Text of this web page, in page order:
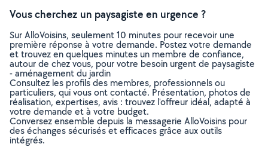
Vous cherchez un paysagiste en urgence ?
Sur AlloVoisins, seulement 10 minutes pour recevoir une
première réponse à votre demande. Postez votre demande
et trouvez en quelques minutes un membre de confiance,
autour de chez vous, pour votre besoin urgent de paysagiste
- aménagement du jardin
Consultez les profils des membres, professionnels ou
particuliers, qui vous ont contacté. Présentation, photos de
réalisation, expertises, avis : trouvez l'offreur idéal, adapté à
votre demande et à votre budget.
Conversez ensemble depuis la messagerie AlloVoisins pour
des échanges sécurisés et efficaces grâce aux outils
intégrés.